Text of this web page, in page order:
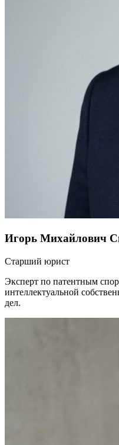
Игорь Михайлович
Старший юрист
Эксперт по патентным
интеллектуальной
дел.